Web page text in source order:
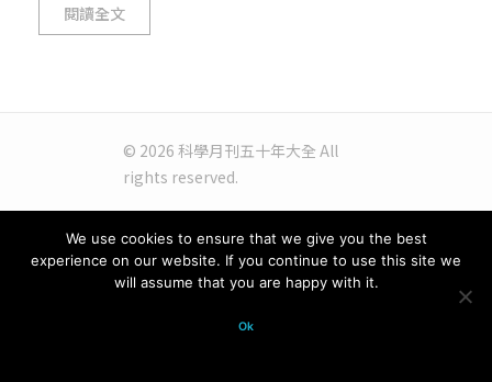
閱讀全文
© 2026 科學月刊五十年大全 All
rights reserved.
We use cookies to ensure that we give you the best
experience on our website. If you continue to use this site we
will assume that you are happy with it.
Ok